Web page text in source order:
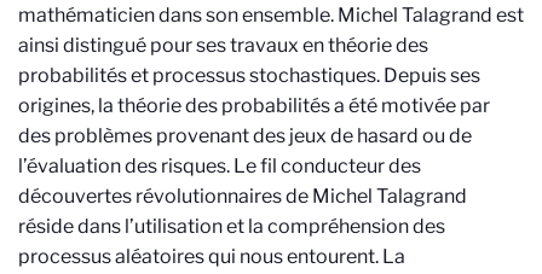
mathématicien dans son ensemble. Michel Talagrand est
ainsi distingué pour ses travaux en théorie des
probabilités et processus stochastiques. Depuis ses
origines, la théorie des probabilités a été motivée par
des problèmes provenant des jeux de hasard ou de
l’évaluation des risques. Le fil conducteur des
découvertes révolutionnaires de Michel Talagrand
réside dans l’utilisation et la compréhension des
processus aléatoires qui nous entourent. La